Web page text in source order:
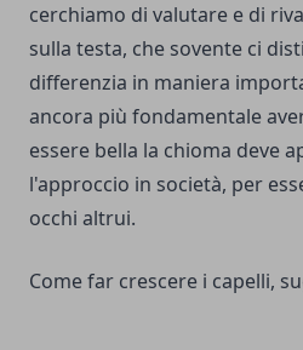
cerchiamo di valutare e di
sulla testa, che sovente ci
differenzia in maniera
ancora più fondamentale
essere bella la chioma deve
l'approccio in società, per
occhi altrui.
Come far crescere i capelli,